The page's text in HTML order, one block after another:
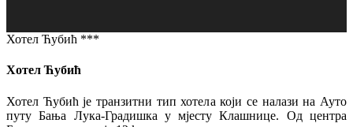
Хотел Ћубић ***
Хотел Ћубић
Хотел Ћубић је транзитни тип хотела који се налази на Ауто
путу Бања Лука-Градишка у мјесту Клашнице. Од центра